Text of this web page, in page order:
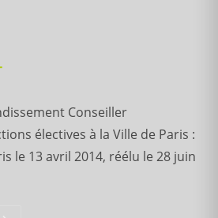
Conseiller
électives à la Ville de Paris :
le 13 avril 2014, réélu le 28 juin